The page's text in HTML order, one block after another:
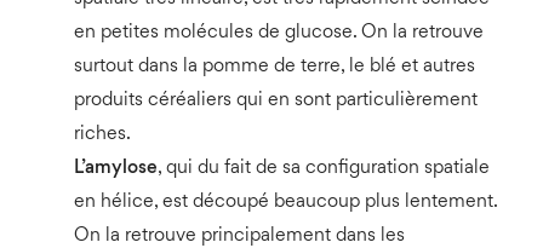
en petites molécules de glucose. On la retrouve
surtout dans la pomme de terre, le blé et autres
produits céréaliers qui en sont particulièrement
riches.
L’amylose, qui du fait de sa configuration spatiale
en hélice, est découpé beaucoup plus lentement.
On la retrouve principalement dans les